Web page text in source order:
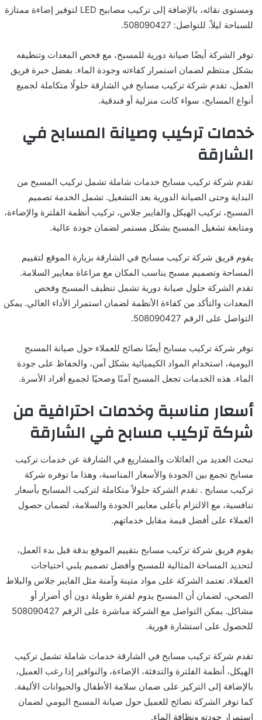
ومستوى نقائه، بالإضافة إلى تركيب مصابيح LED لتوفير إضاءة ممتازة
للسباحة ليلاً. للتواصل: 508090427.
توفر الشركة أيضًا صيانة دورية للمسبح، مع فحص المعدات وتنظيفه
بشكل منتظم لضمان استمرار كفاءته وجودة الماء. بفضل خبرة فريق
العمل، تقدم شركة تركيب مسابح في الشارقة حلولًا متكاملة لجميع
أنواع المسابح، سواء كانت منزلية أو فندقية.
خدمات تركيب وصيانة المسابح في
الشارقة
تقدم شركة تركيب مسابح خدمات شاملة تشمل تركيب المسبح من
البداية وحتى الصيانة الدورية بعد التشغيل. تشمل الخدمة تصميم
المسبح، تركيب الهيكل والفايبر جلاس، تركيب أنظمة الفلترة والإضاءة،
ومتابعة تشغيل المسبح بشكل مستمر لضمان جودة عالية.
يقوم فريق شركة تركيب مسابح في الشارقة بزيارة الموقع لتقييم
المساحة وتصميم مسبح يناسب المكان مع مراعاة معايير السلامة.
تقدم الشركة حلول صيانة دورية تشمل تنظيف المسبح وفحص
المعدات والتأكد من كفاءة الأنظمة لضمان استمرار الأداء العالي. يمكن
التواصل على الرقم 508090427.
توفر شركة تركيب مسابح أيضًا نصائح للعملاء حول صيانة المسبح
اليومية، استخدام المواد الكيميائية بشكل آمن، والحفاظ على جودة
الماء. هذه الخدمات تجعل المسبح آمنًا وصحيًا لجميع أفراد الأسرة.
أسعار مناسبة وخدمات احترافية من
شركة تركيب مسابح في الشارقة
تبحث العديد من العائلات والمشاريع في الشارقة عن خدمات تركيب
مسابح تجمع بين الجودة والأسعار المناسبة، وهذا ما توفره شركة
تركيب مسابح . تقدم الشركة حلولاً متكاملة لتركيب المسابح بأسعار
تنافسية، مع الالتزام بأعلى معايير الجودة والسلامة، لضمان حصول
العملاء على أفضل قيمة مقابل خدماتهم.
يقوم فريق شركة تركيب مسابح بتقييم الموقع بدقة قبل بدء العمل،
لتحديد المساحة المثالية للمسبح وأفضل تصميم يلبي احتياجات
العملاء. تعتمد الشركة على مواد متينة وآمنة مثل الفايبر جلاس والبلاط
الصحي، لضمان أن المسبح يدوم لفترة طويلة دون أي أضرار أو
مشاكل. يمكن التواصل مع الشركة مباشرة على الرقم 508090427
للحصول على استشارة فورية.
تقدم شركة تركيب مسابح في الشارقة خدمات شاملة تشمل تركيب
الهيكل، أنظمة الفلترة والتدفئة، الإضاءة، والنوافير إذا رغب العميل،
بالإضافة إلى التركيز على ضمان سلامة الأطفال والحيوانات الأليفة.
كما توفر الشركة نصائح للعميل حول صيانة المسبح اليومي لضمان
استمرار جودته ونظافة الماء.